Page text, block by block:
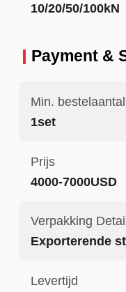
10/20/50/100kN
Payment &
Min. bestelaantal
1set
Prijs
4000-7000USD
Verpakking
Exporterende
Levertijd